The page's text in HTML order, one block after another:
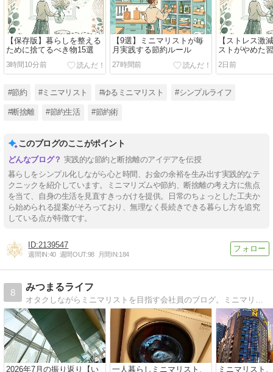
【保存版】暮らしを整える
ために捨てるべき物15選
3時間10分前
【9選】ミニマリストが毎
月実践する節約ルール
27時間前
【ストレス激
ストがやめた
2日前
#節約 #ミニマリスト #ゆるミニマリスト #シンプルライフ
#断捨離 #節約生活 #節約術
このブログのここがポイント
実践的な節約と断捨離のアイデアを伝授
暮らしをシンプル化しながら心と時間、お金の余裕を生み出す実践的なテ
クニックを紹介しています。ミニマリズムや節約、断捨離の考え方に焦点
を当て、自身の生活を見直すきっかけを提供。日常のちょっとした工夫か
ら始められる提案がそろっており、無理なく長続きできる暮らし方を追究
している点が特徴です。
2139547
週間IN:40 週間OUT:98 月間IN:184
8
みつまるライフ
2026年7月の振り返り【い 一人暮らしミニマリスト、 ミニマリスト